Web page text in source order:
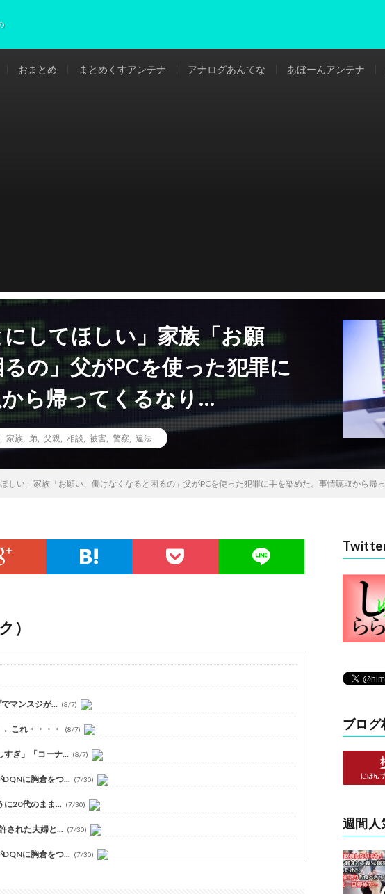
おまとめ まとめくすアンテナ アナログあんてな あぼーんアンテナ
してほしい」家族「お願
の」父がPCを使った犯罪に
ら帰ってくるなり…
家族 弟 父親 相談 被害 警察 違法
しい」家族「お願い、働けなくなると困るの」父がPCを使った犯罪に手を染めた。事情聴取から帰
）
マンスジが... (8/7)
←これ・・・・ (8/7)
すぎ」「コーナ... (8/7)
に胸倉をつ... (7/30)
に20代のまま... (7/30)
された夫婦と... (7/30)
に胸倉をつ... (7/30)
ブログ
週間人